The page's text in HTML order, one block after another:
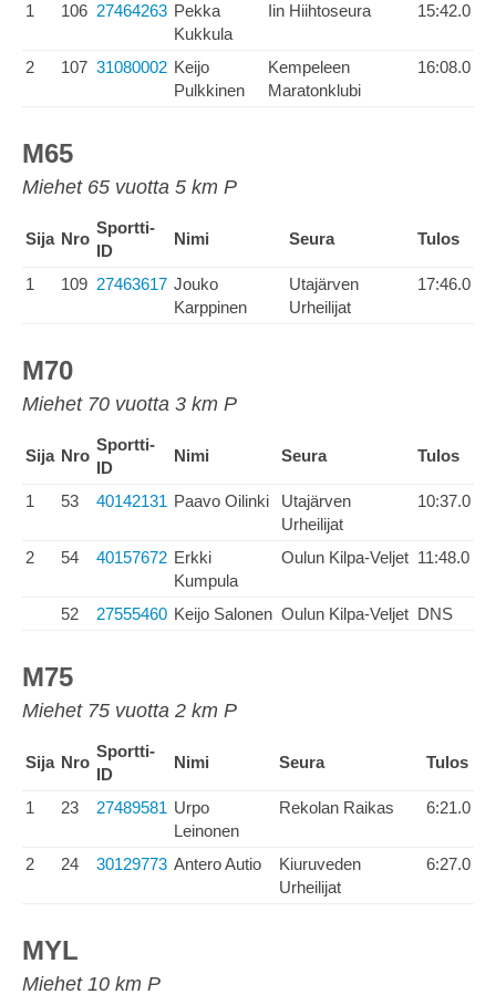
1 106 27464263 Pekka
Kukkula
Iin Hiihtoseura 15:42.0
2 107 31080002 Keijo
Pulkkinen
Kempeleen
Maratonklubi
16:08.0
M65
Miehet 65 vuotta 5 km P
Sija Nro
Sportti-
ID
Nimi Seura Tulos
1 109 27463617 Jouko
Karppinen
Utajärven
Urheilijat
17:46.0
M70
Miehet 70 vuotta 3 km P
Sija Nro
Sportti-
ID
Nimi Seura Tulos
1 53 40142131 Paavo Oilinki
Utajärven
Urheilijat
10:37.0
2 54 40157672 Erkki
Kumpula
Oulun Kilpa-Veljet 11:48.0
52 27555460 Keijo Salonen Oulun Kilpa-Veljet DNS
M75
Miehet 75 vuotta 2 km P
Sija Nro
Sportti-
ID
Nimi Seura Tulos
1 23 27489581 Urpo
Leinonen
Rekolan Raikas 6:21.0
2 24 30129773 Antero Autio
Kiuruveden
Urheilijat
6:27.0
MYL
Miehet 10 km P